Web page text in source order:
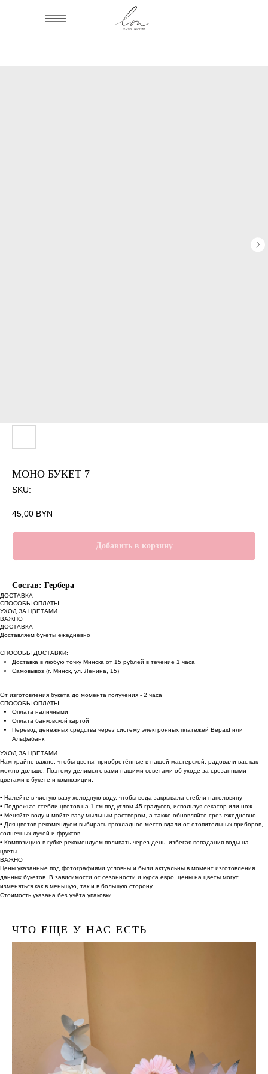
МОНО БУКЕТ 7
SKU:
45,00 BYN
Добавить в корзину
Состав: Гербера
ДОСТАВКА
СПОСОБЫ ОПЛАТЫ
УХОД ЗА ЦВЕТАМИ
ВАЖНО
ДОСТАВКА
Доставляем букеты ежедневно
СПОСОБЫ ДОСТАВКИ:
Доставка в любую точку Минска от 15 рублей в течение 1 часа
Самовывоз (г. Минск, ул. Ленина, 15)
От изготовления букета до момента получения - 2 часа
СПОСОБЫ ОПЛАТЫ
Оплата наличными
Оплата банковской картой
Перевод денежных средства через систему электронных платежей Bepaid или
Альфабанк
УХОД ЗА ЦВЕТАМИ
Нам крайне важно, чтобы цветы, приобретённые в нашей мастерской, радовали вас как
можно дольше. Поэтому делимся с вами нашими советами об уходе за срезанными
цветами в букете и композиции.
• Налейте в чистую вазу холодную воду, чтобы вода закрывала стебли наполовину
• Подрежьте стебли цветов на 1 см под углом 45 градусов, используя секатор или нож
• Меняйте воду и мойте вазу мыльным раствором, а также обновляйте срез ежедневно
• Для цветов рекомендуем выбирать прохладное место вдали от отопительных приборов,
солнечных лучей и фруктов
• Композицию в губке рекомендуем поливать через день, избегая попадания воды на
цветы.
ВАЖНО
Цены указанные под фотографиями условны и были актуальны в момент изготовления
данных букетов. В зависимости от сезонности и курса евро, цены на цветы могут
изменяться как в меньшую, так и в большую сторону.
Стоимость указана без учёта упаковки.
ЧТО ЕЩЕ У НАС ЕСТЬ